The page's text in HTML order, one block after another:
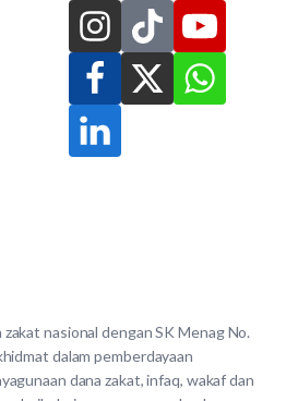
nasional dengan SK Menag No.
dalam pemberdayaan
dana zakat, infaq, wakaf dan